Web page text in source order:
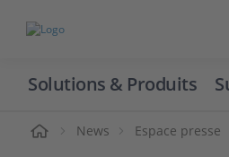
Solutions & Produits
News Espace presse